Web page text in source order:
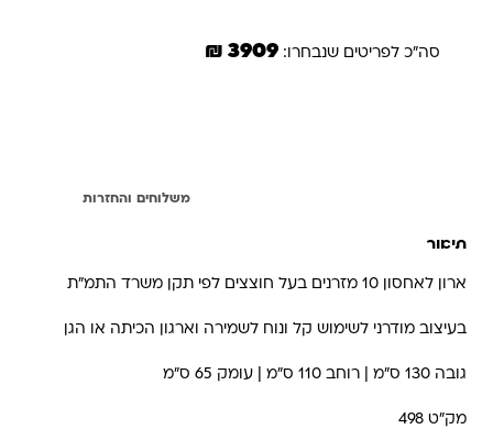
סה"כ לפריטים שנבחרו: 3909 ₪
משלוחים והחזרות
תיאור
ארון לאחסון 10 מזרנים בעל חוצצים לפי תקן משרד התמ"ת
בעיצוב מודרני לשימוש קל ונוח לשמירה וארגון הכיתה או הגן
גובה 130 ס"מ | רוחב 110 ס"מ | עומק 65 ס"מ
מק"ט 498